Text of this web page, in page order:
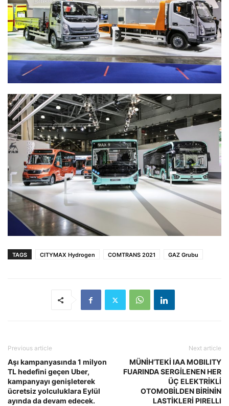
TAGS CITYMAX Hydrogen COMTRANS 2021 GAZ Grubu
Previous article
Aşı kampanyasında 1 milyon
TL hedefini geçen Uber,
kampanyayı genişleterek
ücretsiz yolculuklara Eylül
ayında da devam edecek.
Next article
MÜNİH’TEKİ IAA MOBILITY
FUARINDA SERGİLENEN HER
ÜÇ ELEKTRİKLİ
OTOMOBİLDEN BİRİNİN
LASTİKLERİ PIRELLI